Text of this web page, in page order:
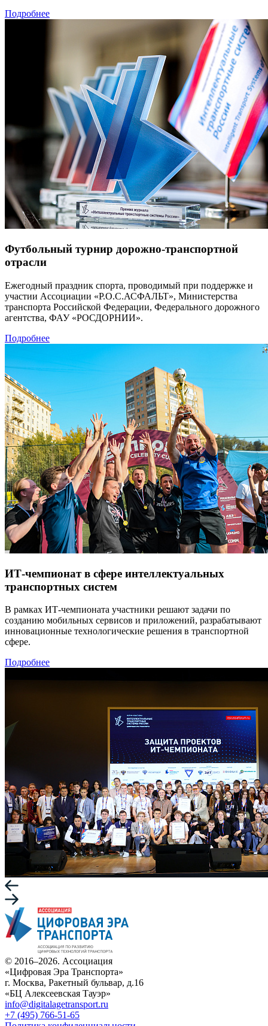
Подробнее
Футбольный турнир дорожно-транспортной
отрасли
Ежегодный праздник спорта, проводимый при поддержке и
участии Ассоциации «Р.О.С.АСФАЛЬТ», Министерства
транспорта Российской Федерации, Федерального дорожного
агентства, ФАУ «РОСДОРНИИ».
Подробнее
ИТ-чемпионат в сфере интеллектуальных
транспортных систем
В рамках ИТ-чемпионата участники решают задачи по
созданию мобильных сервисов и приложений, разрабатывают
инновационные технологические решения в транспортной
сфере.
Подробнее
© 2016–2026. Ассоциация
«Цифровая Эра Транспорта»
г. Москва, Ракетный бульвар, д.16
«БЦ Алексеевская Тауэр»
info@digitalagetransport.ru
+7 (495) 766-51-65